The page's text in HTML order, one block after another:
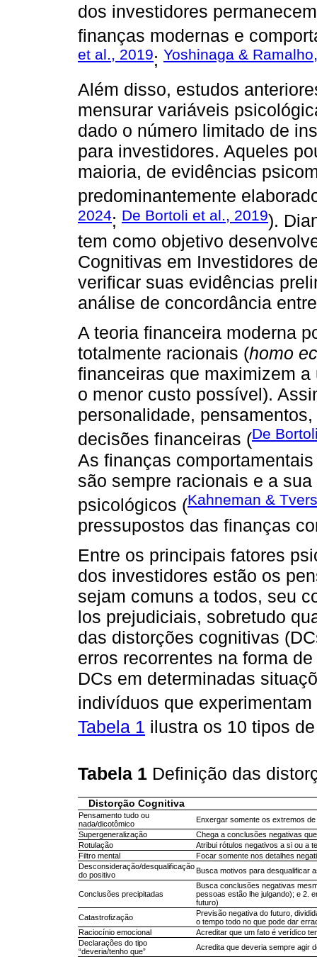
dos investidores
finanças modernas e
et al., 2019; Yoshinaga &
Além disso, estudos
mensurar variáveis
dado o número limitado de
para investidores. Aqueles
maioria, de evidências
predominantemente
2024; De Bortoli et al., 2019).
tem como objetivo
Cognitivas em Investidores
verificar suas evidências
análise de concordância
A teoria financeira moderna
totalmente racionais (homo
financeiras que maximizem
o menor custo possível).
personalidade,
decisões financeiras (De
As finanças
são sempre racionais e a
psicológicos (Kahneman &
pressupostos das finanças
Entre os principais fatores
dos investidores estão os
sejam comuns a todos, seu
los prejudiciais, sobretudo
das distorções cognitivas
erros recorrentes na forma
DCs em determinadas
indivíduos que
Tabela 1 ilustra os 10 tipos
Tabela 1 Definição das
Distorção Cognitiva
Pensamento tudo ou
nada/dicotômico
Enxergar somente os extremos
Supergeneralização
Chega a conclusões negativas
Rotulação
Atribui rótulos negativos a si ou a
Filtro mental
Focar somente nos detalhes
Desconsideração/desqualificação
do positivo
Busca motivos para desqualificar
Conclusões precipitadas
Busca conclusões negativas
pessoas estão lhe julgando); e 2.
futuro)
Catastrofização
Previsão negativa do futuro,
o tempo todo no que pode dar
Raciocínio emocional
Acreditar que um fato é verídico
Declarações do tipo
“deveria/tenho que”
Acredita que deveria sempre agir